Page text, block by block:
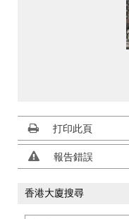
打印此頁
報告錯誤
香港大廈搜尋